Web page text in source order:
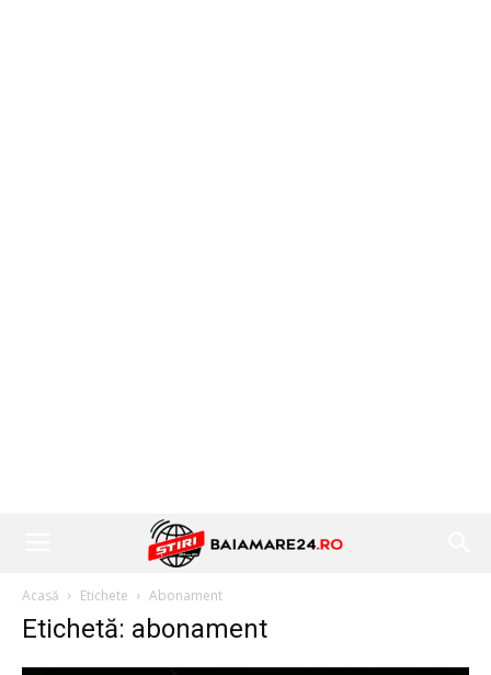
Acasă Etichete Abonament
Etichetă: abonament